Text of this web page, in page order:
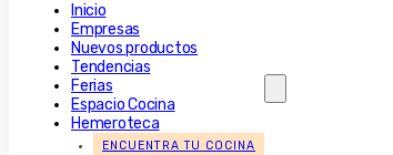
Inicio
Empresas
Nuevos productos
Tendencias
Ferias
Espacio Cocina
Hemeroteca
ENCUENTRA TU COCINA